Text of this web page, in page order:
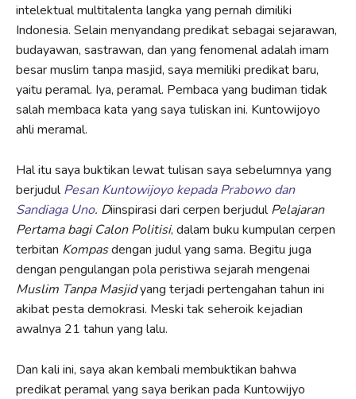
intelektual multitalenta langka yang pernah dimiliki
Indonesia. Selain menyandang predikat sebagai sejarawan,
budayawan, sastrawan, dan yang fenomenal adalah imam
besar muslim tanpa masjid, saya memiliki predikat baru,
yaitu peramal. Iya, peramal. Pembaca yang budiman tidak
salah membaca kata yang saya tuliskan ini. Kuntowijoyo
ahli meramal.
Hal itu saya buktikan lewat tulisan saya sebelumnya yang
berjudulPesan Kuntowijoyo kepada Prabowo dan
Sandiaga Uno. Diinspirasi dari cerpen berjudulPelajaran
Pertama bagi Calon Politisi, dalam buku kumpulan cerpen
terbitan Kompasdengan judul yang sama. Begitu juga
dengan pengulangan pola peristiwa sejarah mengenai
Muslim Tanpa Masjidyang terjadi pertengahan tahun ini
akibat pesta demokrasi. Meski tak seheroik kejadian
awalnya 21 tahun yang lalu.
Dan kali ini, saya akan kembali membuktikan bahwa
predikat peramal yang saya berikan pada Kuntowijyo